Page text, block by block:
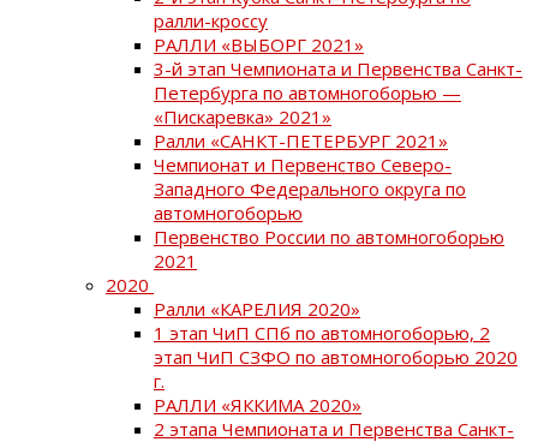
ралли-кроссу
РАЛЛИ «ВЫБОРГ 2021»
3-й этап Чемпионата и Первенства Санкт-
Петербурга по автомногоборью —
«Пискаревка» 2021»
Ралли «САНКТ-ПЕТЕРБУРГ 2021»
Чемпионат и Первенство Северо-
Западного Федерального округа по
автомногоборью
Первенство России по автомногоборью
2021
2020
Ралли «КАРЕЛИЯ 2020»
1 этап ЧиП СПб по автомногоборью, 2
этап ЧиП СЗФО по автомногоборью 2020
г.
РАЛЛИ «ЯККИМА 2020»
2 этапа Чемпионата и Первенства Санкт-